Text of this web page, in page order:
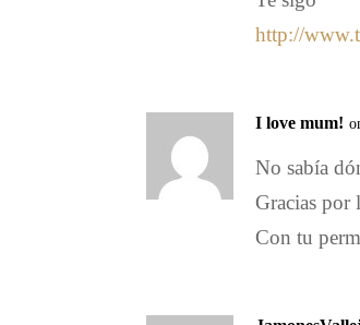
http://
I love mum!
No sabía
Gracias por
Con tu